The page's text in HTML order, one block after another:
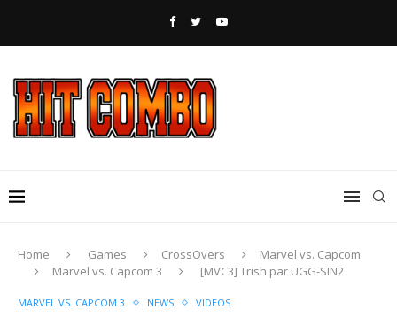
Home Games CrossOvers
Marvel vs. Capcom
Marvel vs. Capcom 3
[MVC3] Trish par UGG-SIN2
MARVEL VS. CAPCOM 3 NEWS VIDEOS